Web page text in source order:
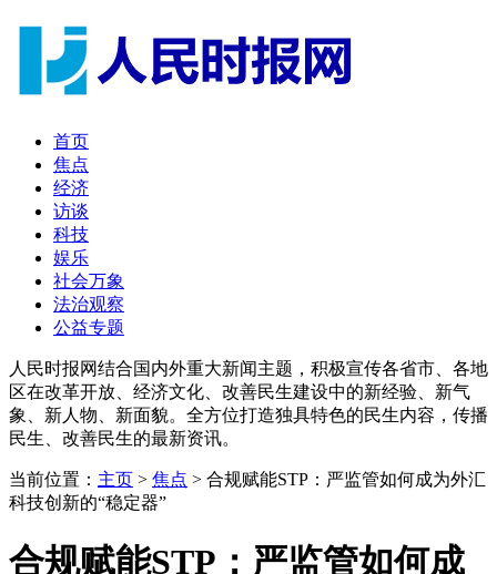
首页
焦点
经济
访谈
科技
娱乐
社会万象
法治观察
公益专题
人民时报网结合国内外重大新闻主题，积极宣传各省市、各地
区在改革开放、经济文化、改善民生建设中的新经验、新气
象、新人物、新面貌。全方位打造独具特色的民生内容，传播
民生、改善民生的最新资讯。
当前位置： 主页 > 焦点 > ​合规赋能STP：严监管如何成为外汇
科技创新的“稳定器”
​合规赋能STP：严监管如何成